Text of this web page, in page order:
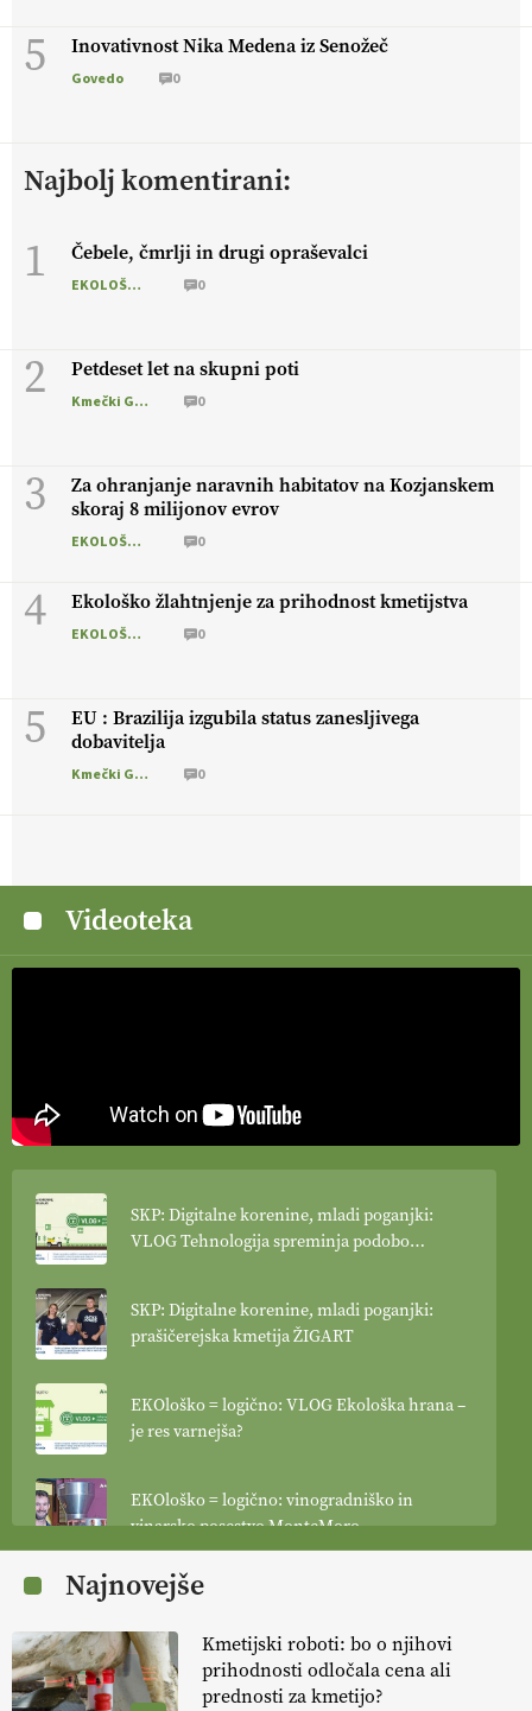
5 Inovativnost Nika Medena iz Senožeč
Govedo 0
Najbolj komentirani:
1 Čebele, čmrlji in drugi opraševalci
EKOLOŠKO LOGIČNO 0
2 Petdeset let na skupni poti
Kmečki Glas 0
3
Za ohranjanje naravnih habitatov na Kozjanskem
skoraj 8 milijonov evrov
EKOLOŠKO LOGIČNO 0
4 Ekološko žlahtnjenje za prihodnost kmetijstva
EKOLOŠKO LOGIČNO 0
5
EU : Brazilija izgubila status zanesljivega
dobavitelja
Kmečki Glas 0
Videoteka
SKP: Digitalne korenine, mladi poganjki:
VLOG Tehnologija spreminja podobo
SKP: Digitalne korenine, mladi poganjki:
prašičerejska kmetija ŽIGART
EKOloško = logično: VLOG Ekološka hrana –
je res varnejša?
EKOloško = logično: vinogradniško in
vinarsko posestvo MonteMoro
EKOloško = logično: ekološka kmetija
EKOloško = logično: ekološka kmetija
Najnovejše
Kmetijski roboti: bo o njihovi
prihodnosti odločala cena ali
prednosti za kmetijo?